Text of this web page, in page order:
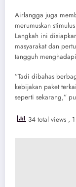
​Airlangga juga
merumuskan
Langkah ini
masyarakat dan
tangguh
​”Tadi dibahas
kebijakan paket
seperti sekarang,”
34 total views ,